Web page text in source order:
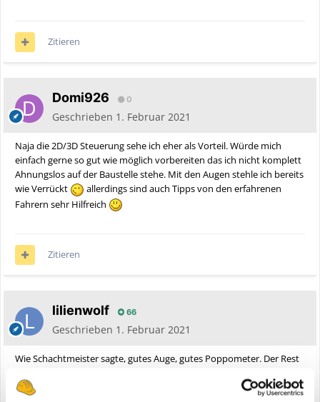
Zitieren
Domi926 0
Geschrieben 1. Februar 2021
Naja die 2D/3D Steuerung sehe ich eher als Vorteil. Würde mich
einfach gerne so gut wie möglich vorbereiten das ich nicht komplett
Ahnungslos auf der Baustelle stehe. Mit den Augen stehle ich bereits
wie Verrückt
allerdings sind auch Tipps von den erfahrenen
Fahrern sehr Hilfreich
Zitieren
lilienwolf 66
Geschrieben 1. Februar 2021
Wie Schachtmeister sagte, gutes Auge, gutes Poppometer. Der Rest